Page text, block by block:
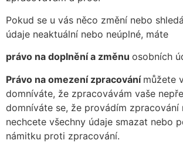
Pokud se u vás něco změní nebo
údaje neaktuální nebo neúplné, máte
právo na doplnění a změnu osobních
Právo na omezení zpracování můžete
domníváte, že zpracovávám vaše
domníváte se, že provádím zpracování
nechcete všechny údaje smazat nebo
námitku proti zpracování.